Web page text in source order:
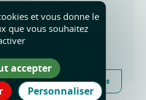
nous inaugurons un cycle qui
Plus d'infos
et vous donne le
que vous souhaitez
accepter
Personnaliser